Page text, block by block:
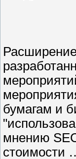
бумагам и
мнению
стоимости